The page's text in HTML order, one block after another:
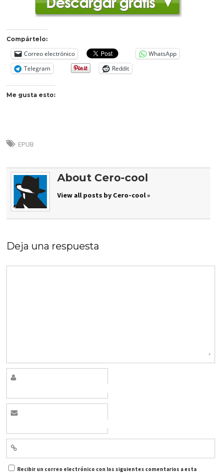
Compártelo:
Correo electrónico
WhatsApp
Telegram
Reddit
Me gusta esto:
EPUB
About Cero-cool
View all posts by Cero-cool »
Deja una respuesta
Recibir un correo electrónico con los siguientes comentarios a esta